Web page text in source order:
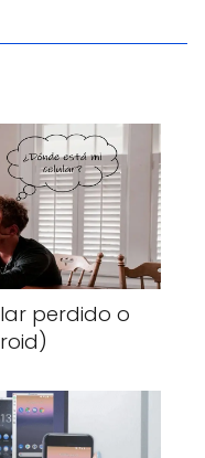
perdido o